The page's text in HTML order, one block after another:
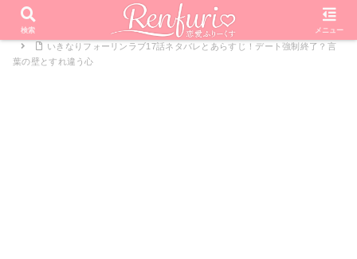
PR
ホーム 恋愛リアリティーショー
いきなりフォーリンラブ
いきなりフォーリンラブ17話ネタバレとあらすじ！デート強制終了？言
葉の壁とすれ違う心
検索 メニュー